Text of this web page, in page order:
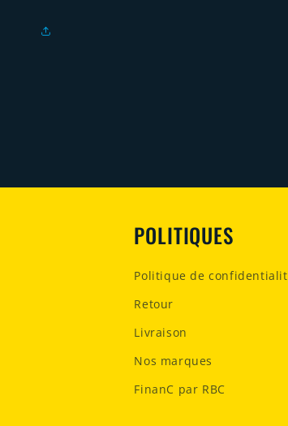
POLITIQUES
Politique de
Retour
Livraison
Nos marques
FinanC par RBC